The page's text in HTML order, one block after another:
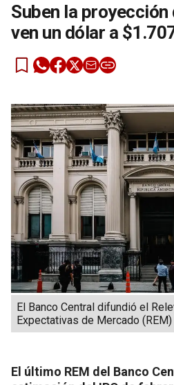
Suben la
ven un dólar a
El Banco Central difundió el
Expectativas de Mercado
El último REM del Banco